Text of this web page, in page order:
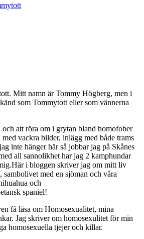
Mitt namn är Tommy Högberg, men i
som Tommytott eller som vännerna
och att röra om i grytan bland homofober
vackra bilder, inlägg med både trams
inte hänger här så jobbar jag på Skånes
all sannolikhet har jag 2 kamphundar
i bloggen skriver jag om mitt liv
sambolivet med en sjöman och våra
och
spaniel!
få läsa om Homosexualitet, mina
Jag skriver om homosexulitet för min
homosexuella tjejer och killar.